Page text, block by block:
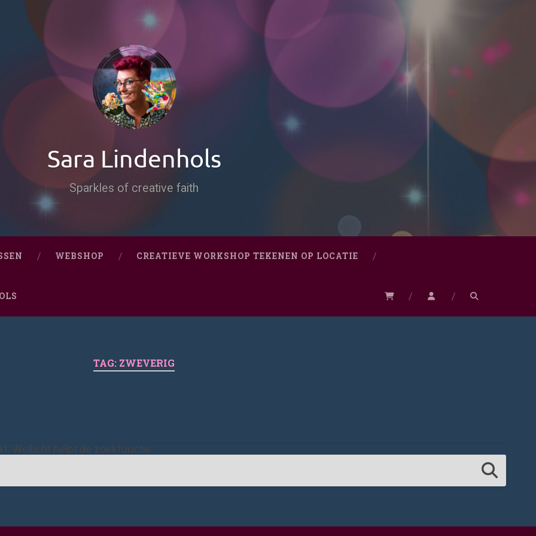
Sara Lindenhols
Sparkles of creative faith
WEBSHOP CREATIEVE WORKSHOP TEKENEN OP LOCATIE
TAG: ZWEVERIG
Wellicht helpt de zoekfunctie.